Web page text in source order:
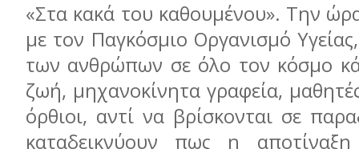
«Στα κακά του καθουμένου». Την
με τον Παγκόσμιο Οργανισμό
των ανθρώπων σε όλο τον κόσμο
ζωή, μηχανοκίνητα γραφεία,
όρθιοι, αντί να βρίσκονται σε
καταδεικνύουν πως η